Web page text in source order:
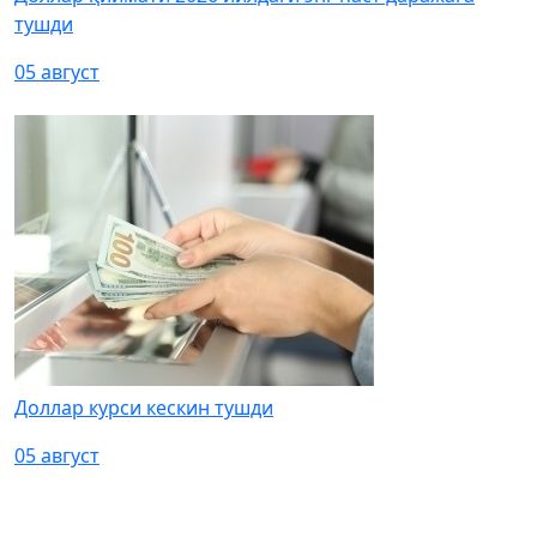
тушди
05 август
Доллар курси кескин тушди
05 август